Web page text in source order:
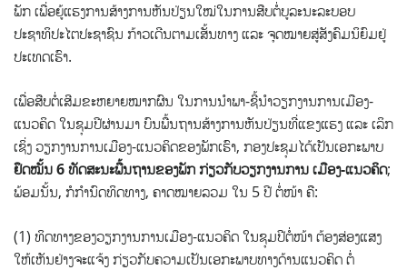
ພັກ ເພື່ອຍູ້ແຮງການສ້າງການຫັນປ່ຽນໃໝ່ໃນການສືບຕໍ່ບູລະນະລະບອບ
ປະຊາທິປະໄຕປະຊາຊົນ ກ້າວເດີນຕາມເສັ້ນທາງ ແລະ ຈຸດໝາຍສູ່ສັງຄົມນິຍົມຢູ່
ປະເທດເຮົາ.
ເພື່ອສືບຕໍ່ເສີມຂະຫຍາຍໝາກຜົນ ໃນການນຳພາ-ຊີ້ນຳວຽກງານການເມືອງ-
ແນວຄິດ ໃນຊຸມປີຜ່ານມາ ບົນພື້ນຖານສ້າງການຫັນປ່ຽນທີ່ແຂງແຮງ ແລະ ເລິກ
ເຊິ່ງ ວຽກງານການເມືອງ-ແນວຄິດຂອງພັກເຮົາ, ກອງປະຊຸມໄດ້ເປັນເອກະພາບ
ຢຶດໝັ້ນ 6 ທັດສະນະພື້ນຖານຂອງພັກ ກ່ຽວກັບວຽກງານການ ເມືອງ-ແນວຄິດ;
ພ້ອມນັ້ນ, ກໍກຳນົດທິດທາງ, ຄາດໝາຍລວມ ໃນ 5 ປີ ຕໍ່ໜ້າ ຄື:
(1) ທິດທາງຂອງວຽກງານການເມືອງ-ແນວຄິດ ໃນຊຸມປີຕໍ່ໜ້າ ຕ້ອງສ່ອງແສງ
ໃຫ້ເຫັນຢ່າງຈະແຈ້ງ ກ່ຽວກັບຄວາມເປັນເອກະພາບທາງດ້ານແນວຄິດ ຕໍ່